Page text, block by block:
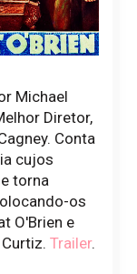
Michael
Diretor,
Conta
cujos
torna
os
O'Brien e
Trailer.